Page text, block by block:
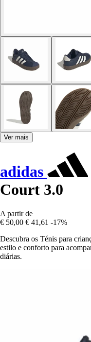
Ver mais
adidas
Court 3.0
A partir de
€ 50,00 € 41,61 -17%
Descubra os Ténis para
estilo e conforto para
diárias.